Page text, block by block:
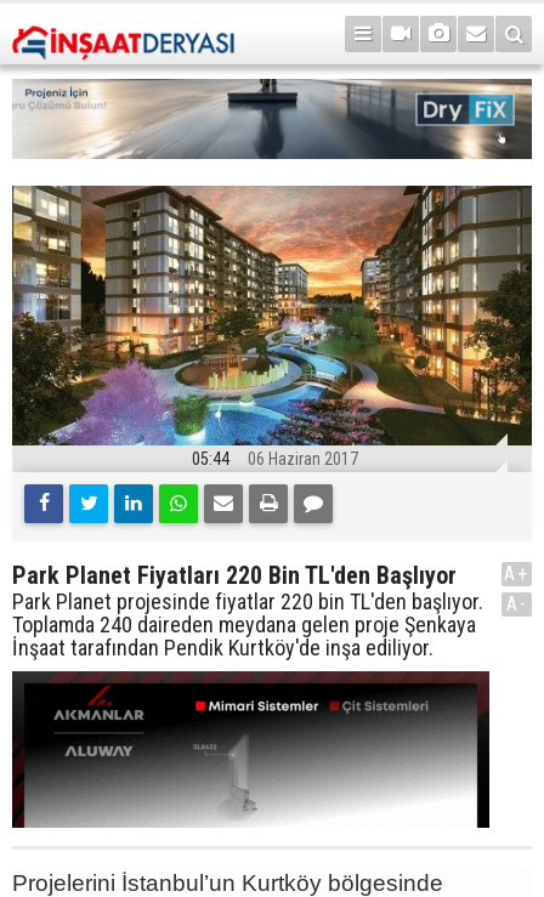
05:44 06 Haziran 2017
Park Planet Fiyatları 220 Bin TL'den Başlıyor
Park Planet projesinde fiyatlar 220 bin TL'den başlıyor.
Toplamda 240 daireden meydana gelen proje Şenkaya
İnşaat tarafından Pendik Kurtköy'de inşa ediliyor.
A+
A-
Projelerini İstanbul’un Kurtköy bölgesinde